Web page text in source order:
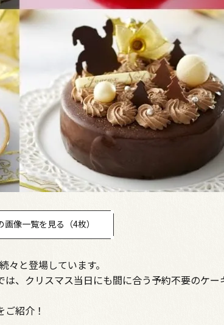
画像一覧を見る（4枚）
と登場しています。
は、クリスマス当日にも間に合う予約不要のケー
紹介！